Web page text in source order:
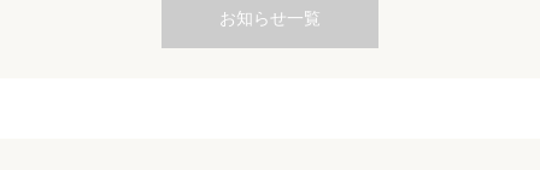
お知らせ一覧